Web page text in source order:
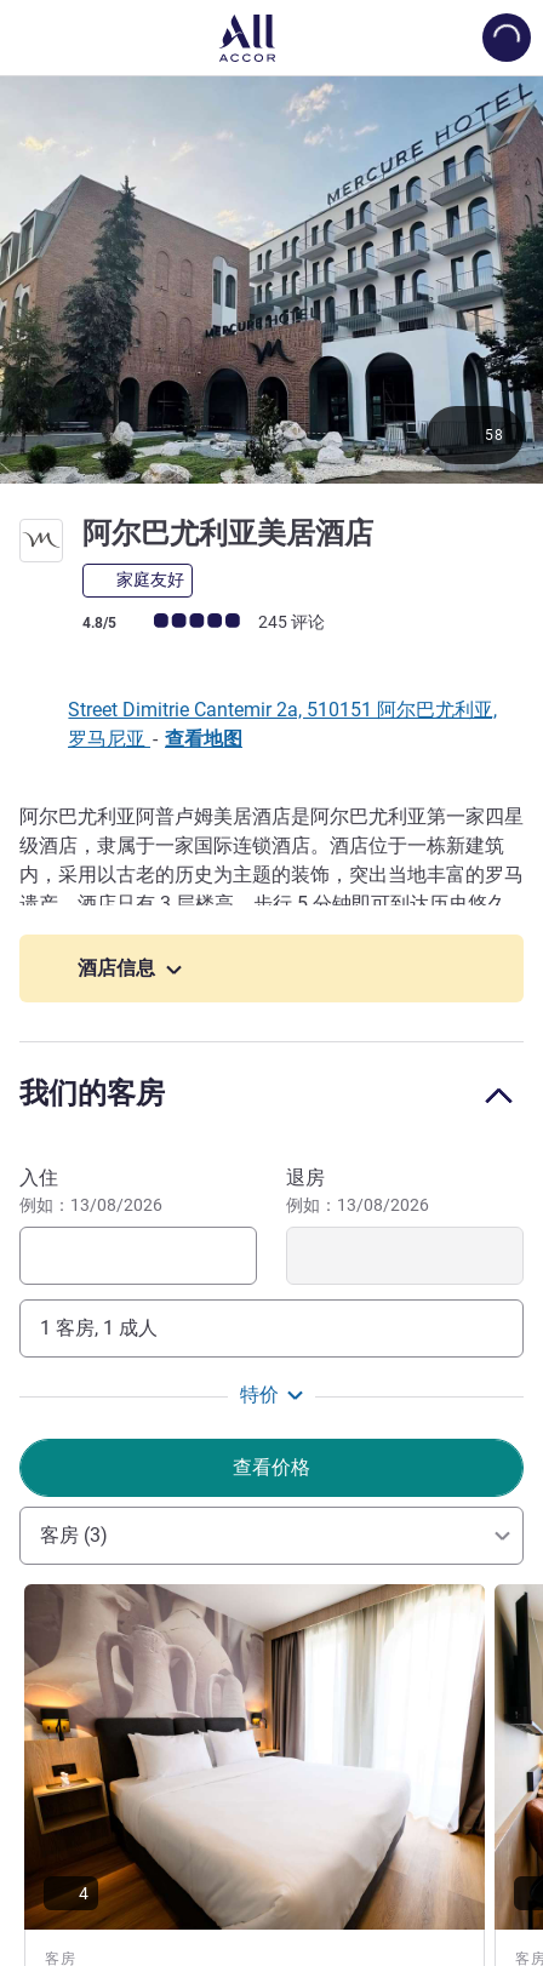
阿尔巴尤利亚美居酒店
家庭友好
客户意见评级 (ALL 评级)
4.8/5 245 评论
58
Street Dimitrie Cantemir 2a, 510151 阿尔巴尤利亚,
罗马尼亚 - 查看地图
描述
阿尔巴尤利亚阿普卢姆美居酒店是阿尔巴尤利亚第一家四星
级酒店，隶属于一家国际连锁酒店。酒店位于一栋新建筑
内，采用以古老的历史为主题的装饰，突出当地丰富的罗马
遗产。酒店只有 3 层楼高，步行 5 分钟即可到达历史悠久
的市中心 - 阿尔巴尤利亚城堡。
Ms.Alexandra CEHAN 酒店管理
酒店信息
我们的客房
预订此酒店
入住
例如：13/08/2026
退房
例如：13/08/2026
1 客房, 1 成人
特价
查看价格
客房 (3)
客房
请参阅详情
4
客
请参